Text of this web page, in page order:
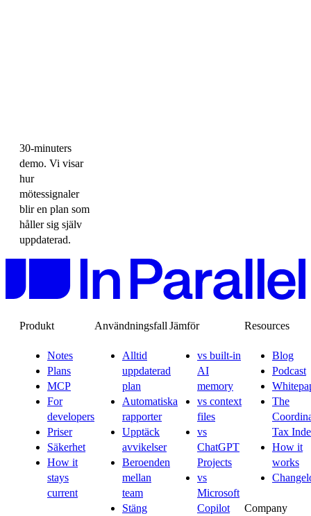
30-minuters
demo. Vi visar
hur
mötessignaler
blir en plan som
håller sig själv
uppdaterad.
Produkt
Notes
Plans
MCP
For
developers
Priser
Säkerhet
How it
stays
current
Användningsfall
Alltid
uppdaterad
plan
Automatiska
rapporter
Upptäck
avvikelser
Beroenden
mellan
team
Stäng
Jämför
vs built-in
AI
memory
vs context
files
vs
ChatGPT
Projects
vs
Microsoft
Copilot
Resources
Blog
Podcast
The
Tax
How it
works
Company